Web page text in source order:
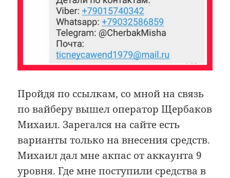
Пройдя по ссылкам, со мной на связь
по вайберу вышел оператор Щербаков
Михаил. Зарегался на сайте есть
варианты только на внесения средств.
Михаил дал мне акпас от аккаунта 9
уровня. Где мне поступили средства в